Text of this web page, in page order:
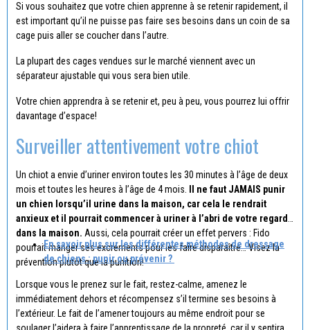
Si vous souhaitez que votre chien apprenne à se retenir rapidement, il
est important qu’il ne puisse pas faire ses besoins dans un coin de sa
cage puis aller se coucher dans l’autre.
La plupart des cages vendues sur le marché viennent avec un
séparateur ajustable qui vous sera bien utile.
Votre chien apprendra à se retenir et, peu à peu, vous pourrez lui offrir
davantage d’espace!
Surveiller attentivement votre chiot
Un chiot a envie d’uriner environ toutes les 30 minutes à l’âge de deux
mois et toutes les heures à l’âge de 4 mois.
Il ne faut JAMAIS punir
un chien lorsqu’il urine dans la maison, car cela le rendrait
anxieux et il pourrait commencer à uriner à l’abri de votre regard,
dans la maison. Aussi, cela pourrait créer un effet pervers : Fido
pourrait manger ses excréments pour les faire disparaître… Visez la
prévention plutôt que la punition!
En savoir plus sur les différentes méthodes de dressage
de chiens : punir ou prévenir ?
Lorsque vous le prenez sur le fait, restez-calme, amenez le
immédiatement dehors et récompensez s’il termine ses besoins à
l’extérieur. Le fait de l’amener toujours au même endroit pour se